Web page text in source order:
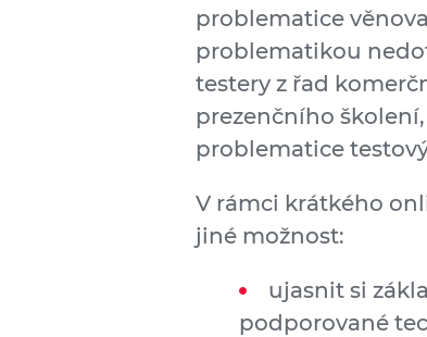
problematice
problematikou
testery z řad
prezenčního
problematice
V rámci krátkého
jiné možnost:
ujasnit si
podporované